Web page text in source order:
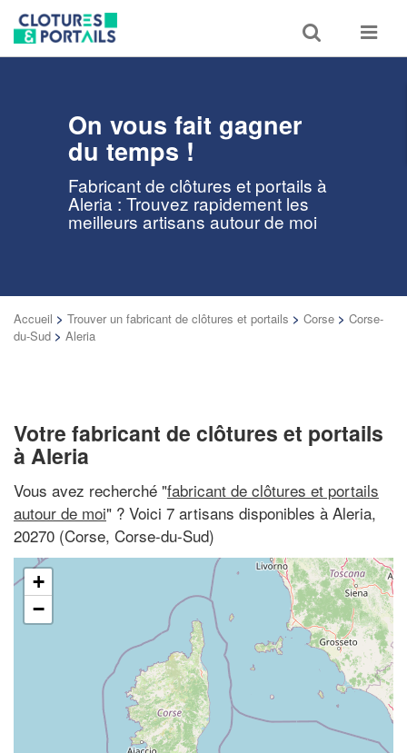
Toggle
search
Toggle
On vous fait gagner
du temps !
Fabricant de clôtures et portails à
Aleria : Trouvez rapidement les
meilleurs artisans autour de moi
Accueil > Trouver un fabricant de clôtures et portails > Corse > Corse-
du-Sud > Aleria
Votre fabricant de clôtures et portails
à Aleria
Vous avez recherché "fabricant de clôtures et portails
autour de moi" ? Voici 7 artisans disponibles à Aleria,
20270 (Corse, Corse-du-Sud)
+
−